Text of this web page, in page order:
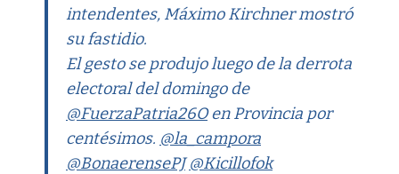
intendentes, Máximo Kirchner mostró
su fastidio.
El gesto se produjo luego de la derrota
electoral del domingo de
@FuerzaPatria26Oen Provincia por
centésimos. @la_campora
@BonaerensePJ @Kicillofok